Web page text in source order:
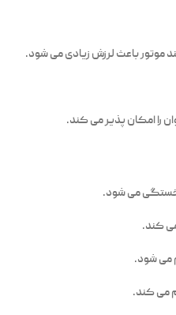
موتور باعث لرزش زیادی می شود.
را امکان پذیر می کند.
خستگی می شود.
می شود.
می کند.